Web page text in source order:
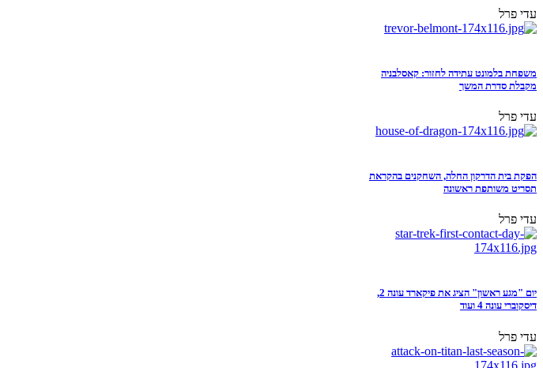
עדי פרל
משפחת בלמונט עתידה לחזור: קאסלבניה
מקבלת סדרת המשך
עדי פרל
הפקת בית הדרקון החלה, השחקנים בהקראת
תסריט משותפת ראשונה
עדי פרל
יום "מגע ראשון" הציג את פיקארד עונה 2,
דיסקוברי עונה 4 ועוד
עדי פרל